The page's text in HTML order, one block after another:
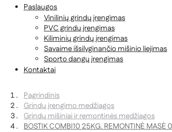
Paslaugos
Vinilinių grindų įrengimas
PVC grindų įrengimas
Kiliminių grindų įrengimas
Savaime išsilyginančio mišinio liejimas
Sporto dangų įrengimas
Kontaktai
Pagrindinis
Grindų įrengimo medžiagos
Grindų mišiniai ir remontinės medžiagos
BOSTIK COMBI10 25KG. REMONTINĖ